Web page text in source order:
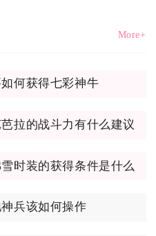
More+
何获得七彩神牛
拉的战斗力有什么建议
时装的获得条件是什么
兵该如何操作